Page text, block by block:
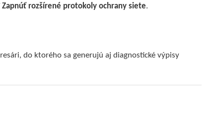
Zapnúť rozšírené protokoly ochrany siete.
do ktorého sa generujú aj diagnostické výpisy